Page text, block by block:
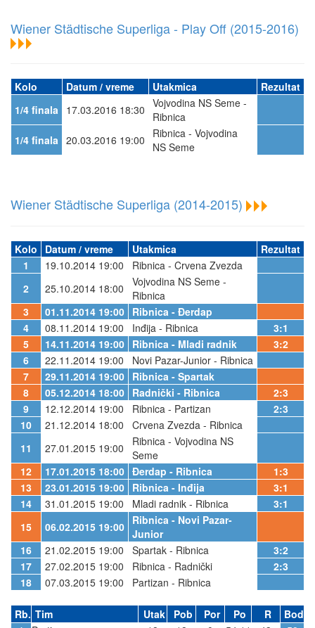
Wiener Städtische Superliga - Play Off (2015-2016)
Kolo Datum / vreme Utakmica
Rezultat
1/4 finala 17.03.2016 18:30 Vojvodina NS Seme -
Ribnica
1/4 finala 20.03.2016 19:00
Ribnica - Vojvodina
NS Seme
Wiener Städtische Superliga (2014-2015)
Kolo Datum / vreme Utakmica
Rezultat
1
19.10.2014 19:00
Ribnica - Crvena Zvezda
2
25.10.2014 18:00
Vojvodina NS Seme -
Ribnica
3
01.11.2014 19:00 Ribnica - Đerdap
4
08.11.2014 19:00 Inđija - Ribnica
3:1
5
14.11.2014 19:00 Ribnica - Mladi radnik
3:2
6
22.11.2014 19:00
Novi Pazar-Junior - Ribnica
7
29.11.2014 19:00 Ribnica - Spartak
8
05.12.2014 18:00 Radnički - Ribnica
2:3
9
12.12.2014 19:00 Ribnica - Partizan
2:3
10
21.12.2014 18:00
Crvena Zvezda - Ribnica
11
27.01.2015 19:00
Ribnica - Vojvodina NS
Seme
12
17.01.2015 18:00 Đerdap - Ribnica
1:3
13
23.01.2015 19:00 Ribnica - Inđija
3:1
14
31.01.2015 19:00 Mladi radnik - Ribnica
3:1
15
06.02.2015 19:00 Ribnica - Novi Pazar-
Junior
16
21.02.2015 19:00 Spartak - Ribnica
3:2
17
27.02.2015 19:00 Ribnica - Radnički
2:3
18
07.03.2015 19:00 Partizan - Ribnica
Rb. Tim Utak Pob Por Po R
Bod